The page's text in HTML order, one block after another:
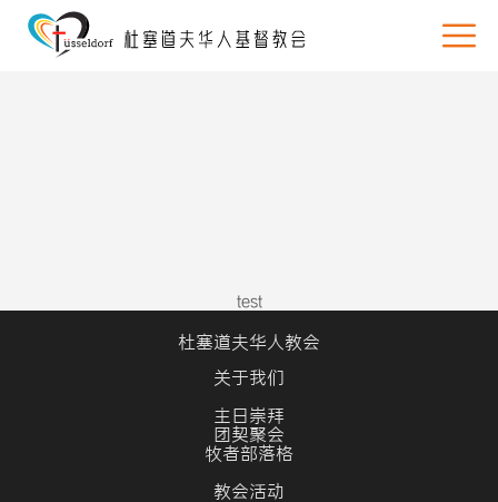
test
杜塞道夫华人教会
关于我们
主日崇拜
团契聚会
牧者部落格
教会活动